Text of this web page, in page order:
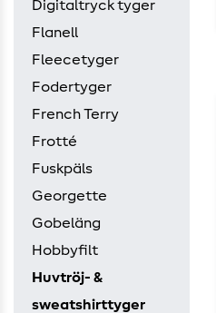
Digitaltryck tyger
Flanell
Fleecetyger
Fodertyger
French Terry
Frotté
Fuskpäls
Georgette
Gobeläng
Hobbyfilt
Huvtröj- &
sweatshirttyger